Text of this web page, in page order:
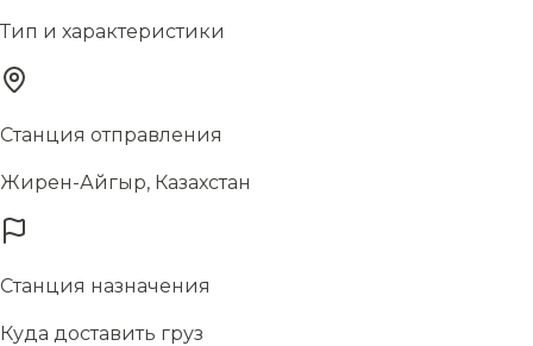
Тип и характеристики
Станция отправления
Жирен-Айгыр, Казахстан
Станция назначения
Куда доставить груз